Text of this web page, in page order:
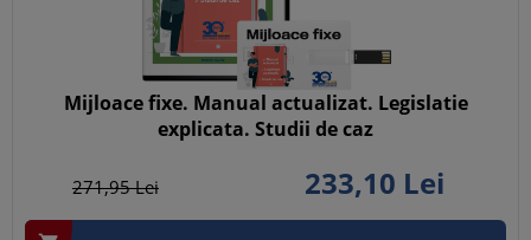
Mijloace fixe. Manual actualizat. Legislatie
explicata. Studii de caz
271,95Lei 233,10 Lei